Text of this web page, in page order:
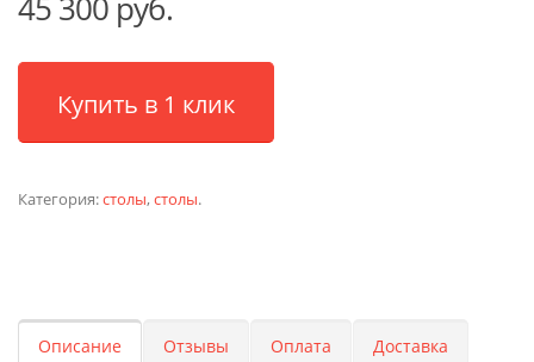
Купить в 1 клик
Категория:столы,столы.
Описание Отзывы Оплата Доставка